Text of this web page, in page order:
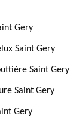
Gery
Saint Gery
Saint Gery
Saint Gery
Gery